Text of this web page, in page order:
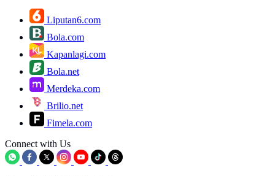
Liputan6.com
Bola.com
Kapanlagi.com
Bola.net
Merdeka.com
Brilio.net
Fimela.com
Connect with Us